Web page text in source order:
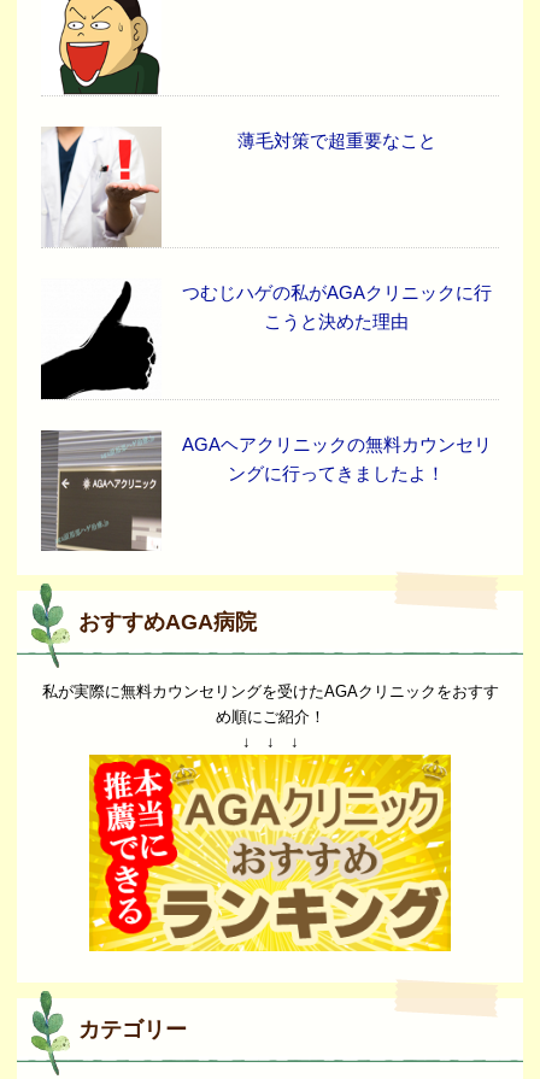
薄毛対策で超重要なこと
つむじハゲの私がAGAクリニックに行
こうと決めた理由
AGAヘアクリニックの無料カウンセリ
ングに行ってきましたよ！
おすすめAGA病院
私が実際に無料カウンセリングを受けたAGAクリニックをおすす
め順にご紹介！
↓ ↓ ↓
カテゴリー